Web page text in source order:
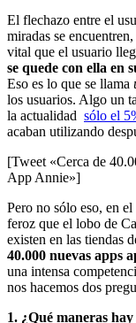
El flechazo entre el
miradas se
vital que el usuario
se quede con ella en
Eso es lo que se llama
los usuarios. Algo un
la actualidad sólo el
acaban utilizando
[Tweet «Cerca de
App Annie»]
Pero no sólo eso, en
feroz que el lobo de
existen en las tiendas
40.000 nuevas apps
una intensa
nos hacemos dos
1. ¿Qué maneras